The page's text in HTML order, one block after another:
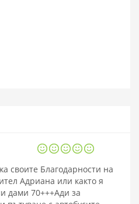
своите Благодарности на
Адриана или както я
дами 70+++Ади за